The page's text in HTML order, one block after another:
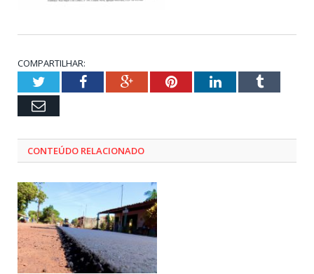
COMPARTILHAR:
TwitterFacebookGoogle+PinterestLinkedInTumblr
Email
CONTEÚDO RELACIONADO